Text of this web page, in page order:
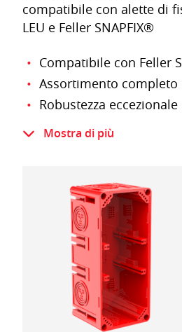
compatibile con alette di
LEU e Feller SNAPFIX®
Compatibile con Feller
Assortimento completo
Robustezza
Grande spazio di
Senza alogeni secondo
Mostra di più